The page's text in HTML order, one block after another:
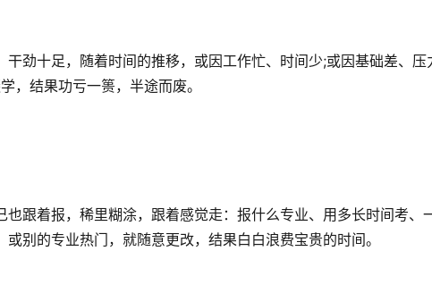
劲十足，随着时间的推移，或因工作忙、时间少;或因基础差、压
，结果功亏一篑，半途而废。
跟着报，稀里糊涂，跟着感觉走：报什么专业、用多长时间考、
别的专业热门，就随意更改，结果白白浪费宝贵的时间。